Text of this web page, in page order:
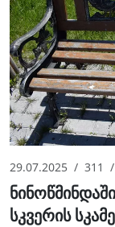
29.07.2025 311
სკვერის